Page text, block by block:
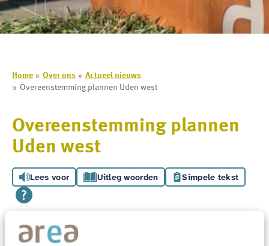
Home Over ons
Actueel nieuws
Overeenstemming plannen Uden west
Overeenstemming plannen
Uden west
Lees voor Uitleg woorden Simpele tekst